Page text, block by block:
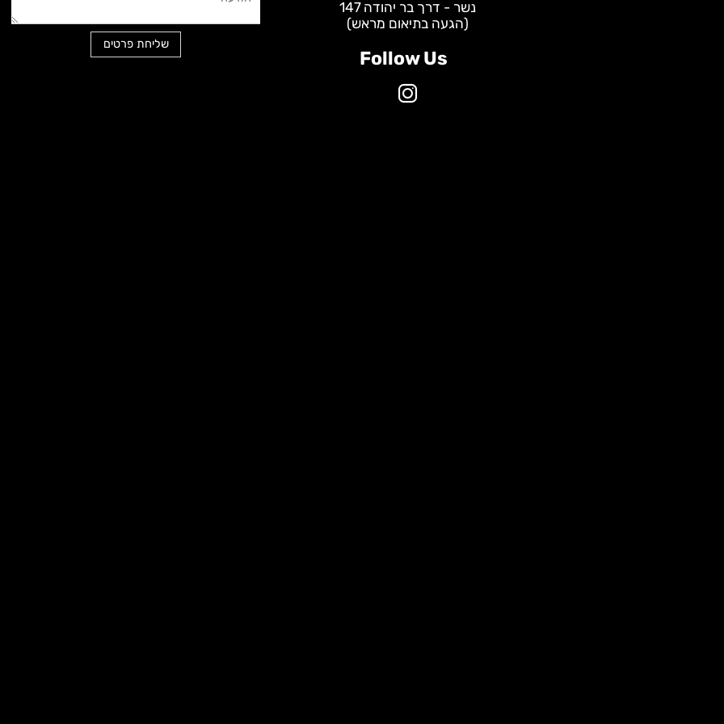
0587928535
מרכזי שיווק:
תל אביב - הברזל 31
נשר - דרך בר יהודה 147
(הגעה בתיאום מראש)